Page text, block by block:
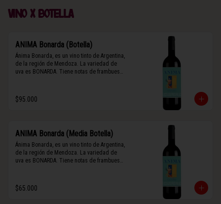
Vino x botella
ANIMA Bonarda (Botella)
Ánima Bonarda, es un vino tinto de Argentina,
de la región de Mendoza. La variedad de
uva es BONARDA. Tiene notas de frambuesa
por barrica por 3 meses.
$95.000
ANIMA Bonarda (Media Botella)
Ánima Bonarda, es un vino tinto de Argentina,
de la región de Mendoza. La variedad de
uva es BONARDA. Tiene notas de frambuesa
por barrica por 3 meses.
$65.000